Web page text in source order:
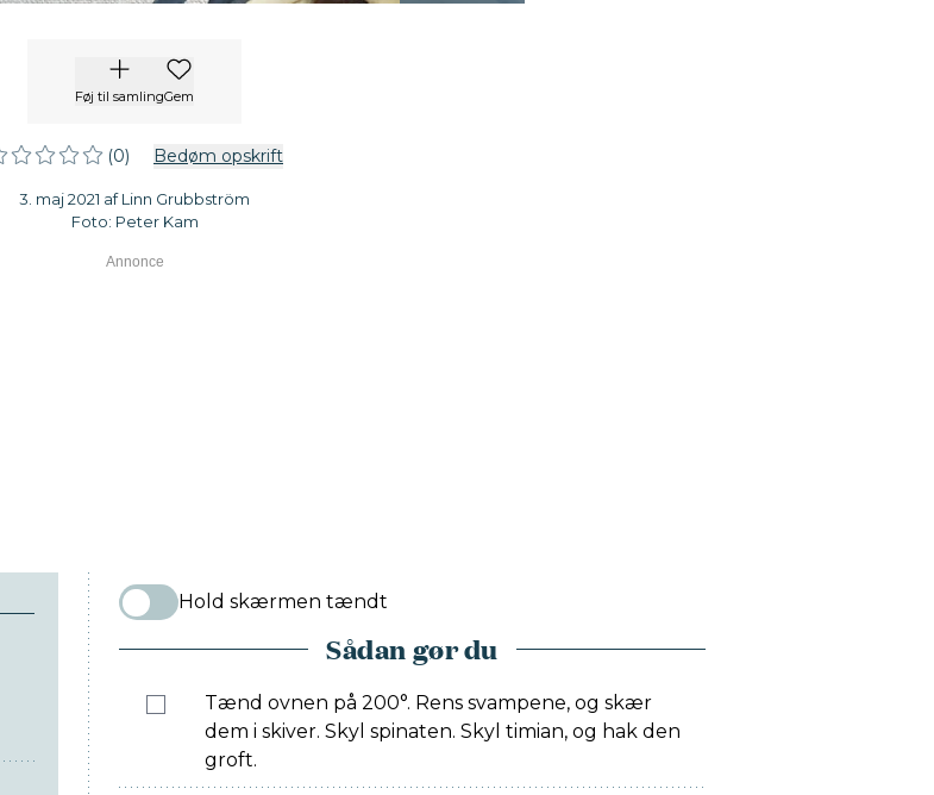
Føj til samlingGem
(0) Bedøm opskrift
3. maj 2021 af Linn Grubbström
Foto: Peter Kam
Hold skærmen tændt
Sådan gør du
Tænd ovnen på 200°. Rens svampene, og skær
dem i skiver. Skyl spinaten. Skyl timian, og hak den
groft.